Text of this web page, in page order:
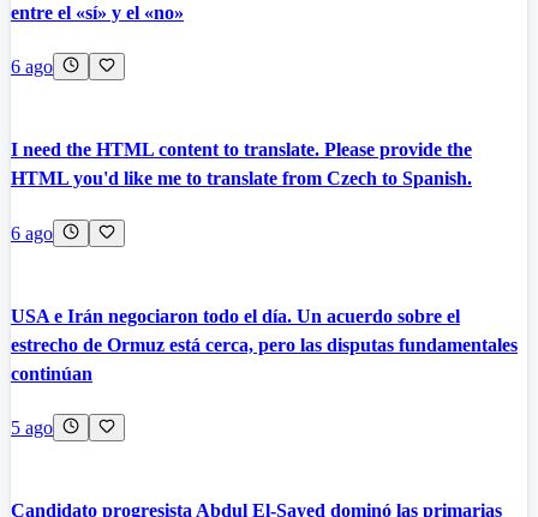
entre el «sí» y el «no»
6 ago
I need the HTML content to translate. Please provide the
HTML you'd like me to translate from Czech to Spanish.
6 ago
USA e Irán negociaron todo el día. Un acuerdo sobre el
estrecho de Ormuz está cerca, pero las disputas fundamentales
continúan
5 ago
Candidato progresista Abdul El-Sayed dominó las primarias